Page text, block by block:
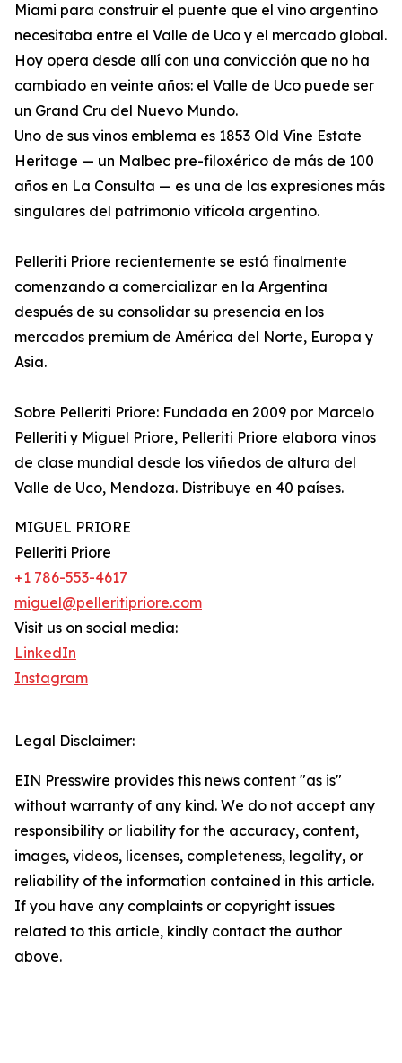
Miami para construir el puente que el vino argentino
necesitaba entre el Valle de Uco y el mercado global.
Hoy opera desde allí con una convicción que no ha
cambiado en veinte años: el Valle de Uco puede ser
un Grand Cru del Nuevo Mundo.
Uno de sus vinos emblema es 1853 Old Vine Estate
Heritage — un Malbec pre-filoxérico de más de 100
años en La Consulta — es una de las expresiones más
singulares del patrimonio vitícola argentino.
Pelleriti Priore recientemente se está finalmente
comenzando a comercializar en la Argentina
después de su consolidar su presencia en los
mercados premium de América del Norte, Europa y
Asia.
Sobre Pelleriti Priore: Fundada en 2009 por Marcelo
Pelleriti y Miguel Priore, Pelleriti Priore elabora vinos
de clase mundial desde los viñedos de altura del
Valle de Uco, Mendoza. Distribuye en 40 países.
MIGUEL PRIORE
Pelleriti Priore
+1 786-553-4617
miguel@pelleritipriore.com
Visit us on social media:
LinkedIn
Instagram
Legal Disclaimer:
EIN Presswire provides this news content "as is"
without warranty of any kind. We do not accept any
responsibility or liability for the accuracy, content,
images, videos, licenses, completeness, legality, or
reliability of the information contained in this article.
If you have any complaints or copyright issues
related to this article, kindly contact the author
above.